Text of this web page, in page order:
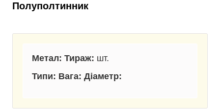
Полуполтинник
Метал: Тираж: шт.
Типи: Вага: Діаметр: